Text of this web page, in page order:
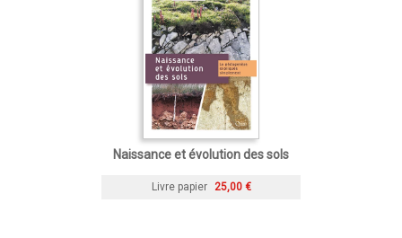
Naissance et évolution des sols
Livre papier 25,00 €